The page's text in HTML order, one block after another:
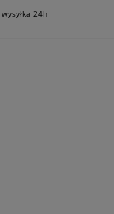
wysyłka 24h